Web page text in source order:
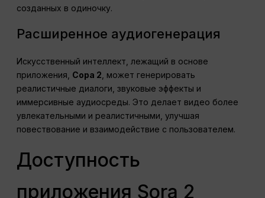
созданных в одиночку.
Расширенное аудиогенерация
Искусственный интеллект, лежащий в основе
приложения, Сора 2 , может генерировать
реалистичные диалоги, звуковые эффекты и
иммерсивные аудиосреды. Это делает видео более
увлекательными и реалистичными, улучшая
повествование и взаимодействие с пользователем.
Доступность
приложения Sora 2